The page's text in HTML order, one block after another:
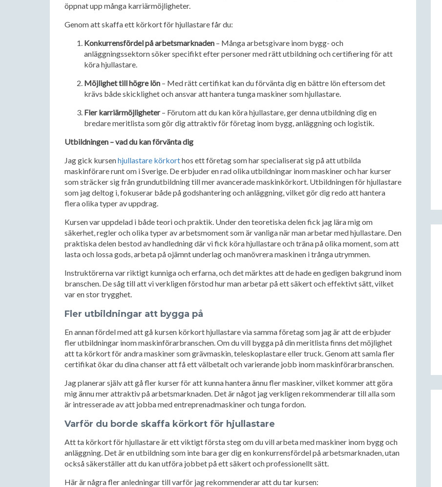
öppnat upp många karriärmöjligheter.
Genom att skaffa ett körkort för hjullastare får du:
Konkurrensfördel på arbetsmarknaden – Många arbetsgivare inom bygg- och
anläggningssektorn söker specifikt efter personer med rätt utbildning och certifiering för att
köra hjullastare.
Möjlighet till högre lön – Med rätt certifikat kan du förvänta dig en bättre lön eftersom det
krävs både skicklighet och ansvar att hantera tunga maskiner som hjullastare.
Fler karriärmöjligheter– Förutom att du kan köra hjullastare, ger denna utbildning dig en
bredare meritlista som gör dig attraktiv för företag inom bygg, anläggning och logistik.
Utbildningen – vad du kan förvänta dig
Jag gick kursenhjullastare körkorthos ett företag som har specialiserat sig på att utbilda
maskinförare runt om i Sverige. De erbjuder en rad olika utbildningar inom maskiner och har kurser
som sträcker sig från grundutbildning till mer avancerade maskinkörkort. Utbildningen för hjullastare
som jag deltog i, fokuserar både på godshantering och anläggning, vilket gör dig redo att hantera
flera olika typer av uppdrag.
Kursen var uppdelad i både teori och praktik. Under den teoretiska delen fick jag lära mig om
säkerhet, regler och olika typer av arbetsmoment som är vanliga när man arbetar med hjullastare. Den
praktiska delen bestod av handledning där vi fick köra hjullastare och träna på olika moment, som att
lasta och lossa gods, arbeta på ojämnt underlag och manövrera maskinen i trånga utrymmen.
Instruktörerna var riktigt kunniga och erfarna, och det märktes att de hade en gedigen bakgrund inom
branschen. De såg till att vi verkligen förstod hur man arbetar på ett säkert och effektivt sätt, vilket
var en stor trygghet.
Fler utbildningar att bygga på
En annan fördel med att gå kursen körkort hjullastare via samma företag som jag är att de erbjuder
fler utbildningar inom maskinförarbranschen. Om du vill bygga på din meritlista finns det möjlighet
att ta körkort för andra maskiner som grävmaskin, teleskoplastare eller truck. Genom att samla fler
certifikat ökar du dina chanser att få ett välbetalt och varierande jobb inom maskinförarbranschen.
Jag planerar själv att gå fler kurser för att kunna hantera ännu fler maskiner, vilket kommer att göra
mig ännu mer attraktiv på arbetsmarknaden. Det är något jag verkligen rekommenderar till alla som
är intresserade av att jobba med entreprenadmaskiner och tunga fordon.
Varför du borde skaffa körkort för hjullastare
Att ta körkort för hjullastare är ett viktigt första steg om du vill arbeta med maskiner inom bygg och
anläggning. Det är en utbildning som inte bara ger dig en konkurrensfördel på arbetsmarknaden, utan
också säkerställer att du kan utföra jobbet på ett säkert och professionellt sätt.
Här är några fler anledningar till varför jag rekommenderar att du tar kursen: